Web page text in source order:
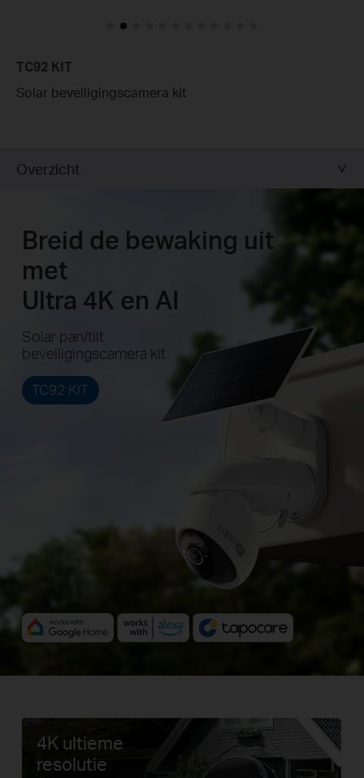
TC92 KIT
Solar beveiligingscamera kit
Overzicht
Breid de bewaking uit
met
Ultra 4K en AI
Solar pan/tilt
beveiligingscamera kit
TC92 KIT
4K ultieme
resolutie